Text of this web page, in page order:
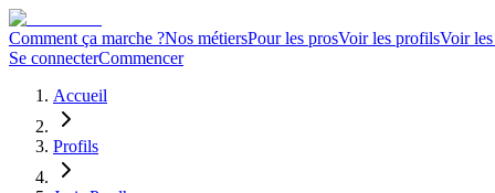
Comment ça marche ?Nos métiersPour les prosVoir les profilsVoir
Se connecterCommencer
Accueil
Profils